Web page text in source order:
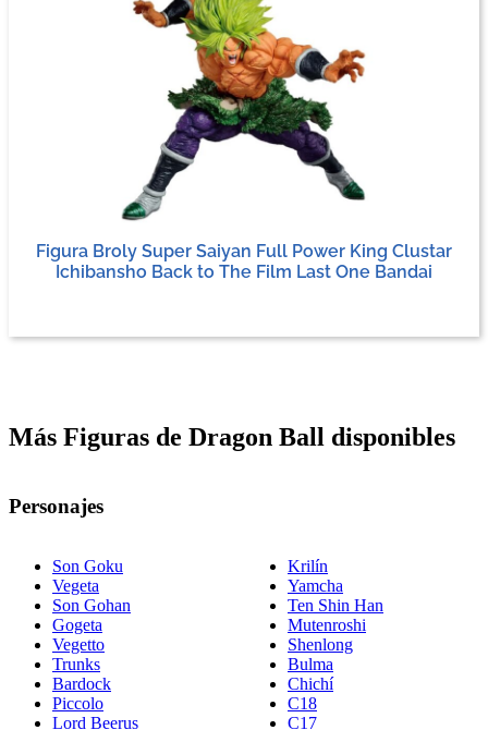
Figura Broly Super Saiyan Full Power King Clustar
Ichibansho Back to The Film Last One Bandai
Más Figuras de Dragon Ball disponibles
Personajes
Son Goku
Vegeta
Son Gohan
Gogeta
Vegetto
Trunks
Bardock
Piccolo
Lord Beerus
Krilín
Yamcha
Ten Shin Han
Mutenroshi
Shenlong
Bulma
Chichí
C18
C17